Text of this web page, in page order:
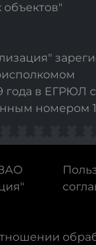
объектов"
года в ЕГРЮЛ с
номером